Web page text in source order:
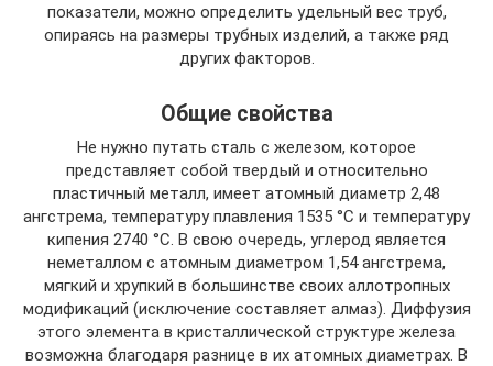
показатели, можно определить удельный вес труб,
опираясь на размеры трубных изделий, а также ряд
других факторов.
Общие свойства
Не нужно путать сталь с железом, которое
представляет собой твердый и относительно
пластичный металл, имеет атомный диаметр 2,48
ангстрема, температуру плавления 1535 °C и температуру
кипения 2740 °C. В свою очередь, углерод является
неметаллом с атомным диаметром 1,54 ангстрема,
мягкий и хрупкий в большинстве своих аллотропных
модификаций (исключение составляет алмаз). Диффузия
этого элемента в кристаллической структуре железа
возможна благодаря разнице в их атомных диаметрах. В